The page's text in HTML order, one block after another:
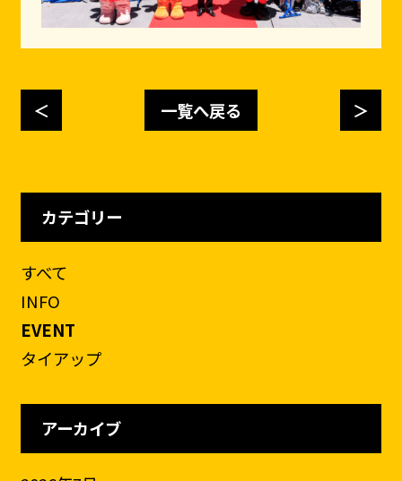
＜ ＞
一覧へ戻る
カテゴリー
すべて
INFO
EVENT
タイアップ
アーカイブ